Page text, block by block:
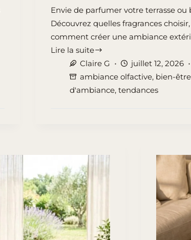
Envie de parfumer votre terrasse ou
Découvrez quelles fragrances
comment créer une ambiance
Lire la suite
Parfumer
terrasse
d’été
Claire G
juillet 12, 2026
ambiance olfactive, bien-être
d'ambiance,tendances